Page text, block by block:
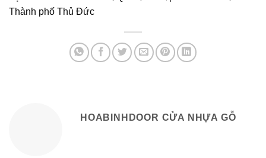
Thành phố Thủ Đức
HOABINHDOOR CỬA NHỰA GỖ